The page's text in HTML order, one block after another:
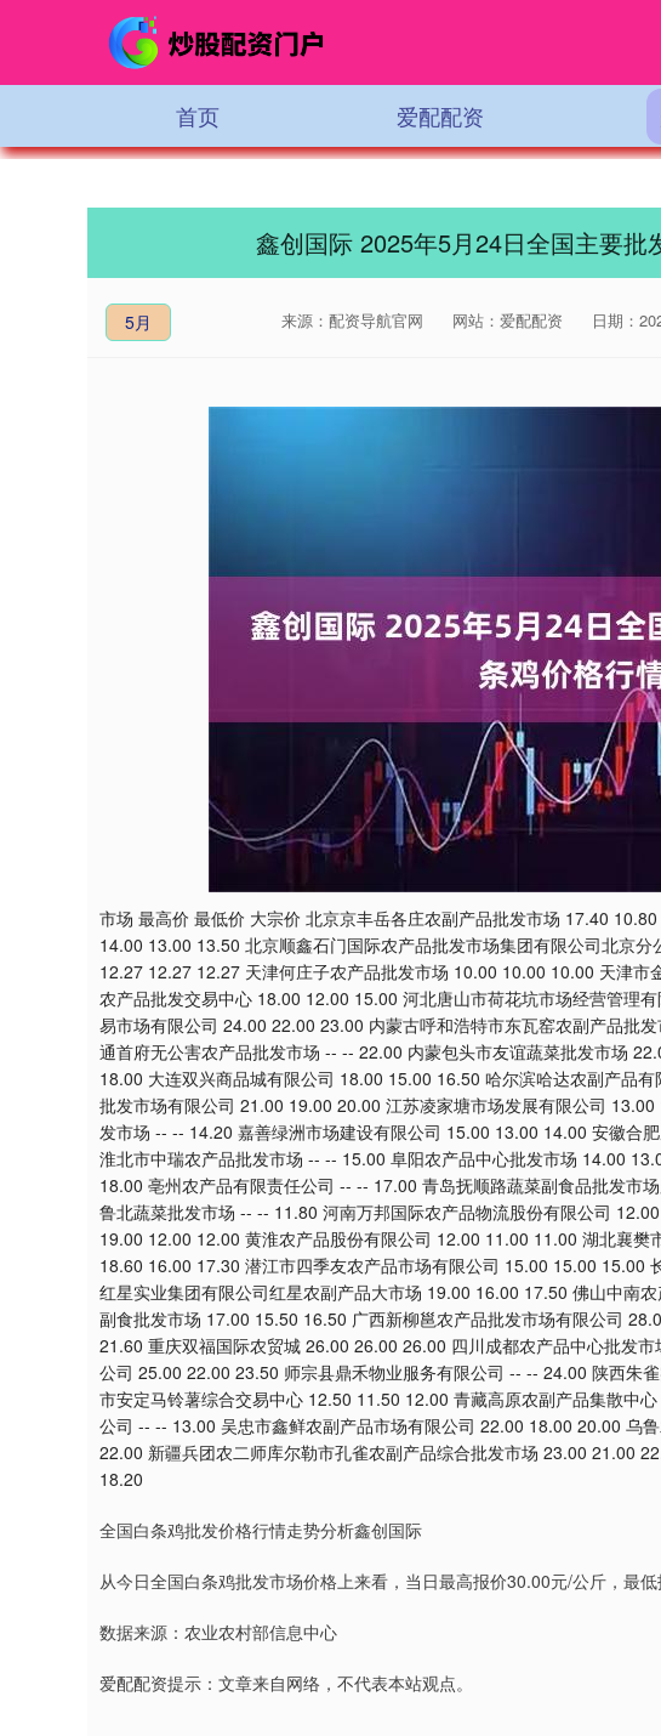
首页 爱配配资
鑫创国际 2025年5月24日全国主要批
5月 来源：配资导航官网 网站：爱配配资 日期：
市场 最高价 最低价 大宗价 北京京丰岳各庄农副产品批发市场 17.40
14.00 13.00 13.50 北京顺鑫石门国际农产品批发市场集团有限公司北京
12.27 12.27 12.27 天津何庄子农产品批发市场 10.00 10.00 10.00 天津
农产品批发交易中心 18.00 12.00 15.00 河北唐山市荷花坑市场经营管理
易市场有限公司 24.00 22.00 23.00 内蒙古呼和浩特市东瓦窑农副产品批
通首府无公害农产品批发市场 -- -- 22.00 内蒙包头市友谊蔬菜批发市场
18.00 大连双兴商品城有限公司 18.00 15.00 16.50 哈尔滨哈达农副产品
批发市场有限公司 21.00 19.00 20.00 江苏凌家塘市场发展有限公司
发市场 -- -- 14.20 嘉善绿洲市场建设有限公司 15.00 13.00 14.00 安徽合
淮北市中瑞农产品批发市场 -- -- 15.00 阜阳农产品中心批发市场 14.00
18.00 亳州农产品有限责任公司 -- -- 17.00 青岛抚顺路蔬菜副食品批发市
鲁北蔬菜批发市场 -- -- 11.80 河南万邦国际农产品物流股份有限公司
19.00 12.00 12.00 黄淮农产品股份有限公司 12.00 11.00 11.00 湖北襄
18.60 16.00 17.30 潜江市四季友农产品市场有限公司 15.00 15.00 15.00
红星实业集团有限公司红星农副产品大市场 19.00 16.00 17.50 佛山中南
副食批发市场 17.00 15.50 16.50 广西新柳邕农产品批发市场有限公司
21.60 重庆双福国际农贸城 26.00 26.00 26.00 四川成都农产品中心批发
公司 25.00 22.00 23.50 师宗县鼎禾物业服务有限公司 -- -- 24.00 陕西朱
市安定马铃薯综合交易中心 12.50 11.50 12.00 青藏高原农副产品集散中
公司 -- -- 13.00 吴忠市鑫鲜农副产品市场有限公司 22.00 18.00 20.00 乌
22.00 新疆兵团农二师库尔勒市孔雀农副产品综合批发市场 23.00 21.00
18.20
全国白条鸡批发价格行情走势分析鑫创国际
从今日全国白条鸡批发市场价格上来看，当日最高报价30.00元/公斤，最
数据来源：农业农村部信息中心
爱配配资提示：文章来自网络，不代表本站观点。
深证成指 0.00 0.00 0.00%